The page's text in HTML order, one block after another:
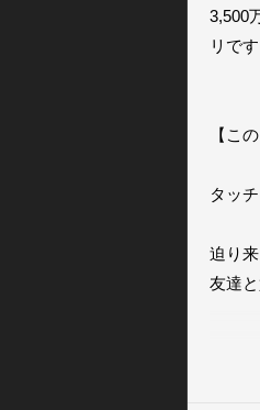
3,500
リで
【こ
タッ
迫り
友達